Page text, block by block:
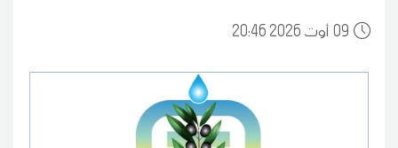
0920:46 2026 أوت